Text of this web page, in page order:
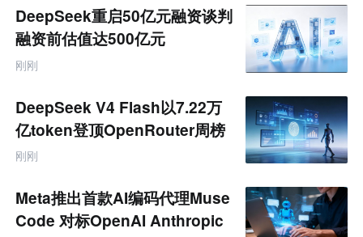
DeepSeek重启50亿元融资谈判
融资前估值达500亿元
刚刚
DeepSeek V4 Flash以7.22万
亿token登顶OpenRouter周榜
刚刚
Meta推出首款AI编码代理Muse
Code 对标OpenAI Anthropic